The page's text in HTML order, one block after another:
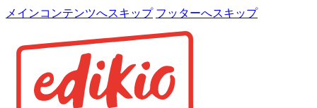
メインコンテンツへスキップ フッターへスキップ